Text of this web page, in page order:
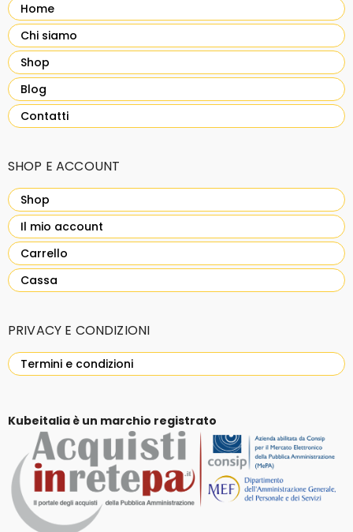
Home
Chi siamo
Shop
Blog
Contatti
SHOP E ACCOUNT
Shop
Il mio account
Carrello
Cassa
PRIVACY E CONDIZIONI
Termini e condizioni
Kubeitalia è un marchio registrato